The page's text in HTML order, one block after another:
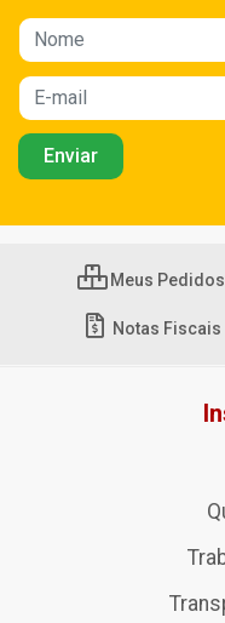
Meus Pedidos
Notas Fiscais